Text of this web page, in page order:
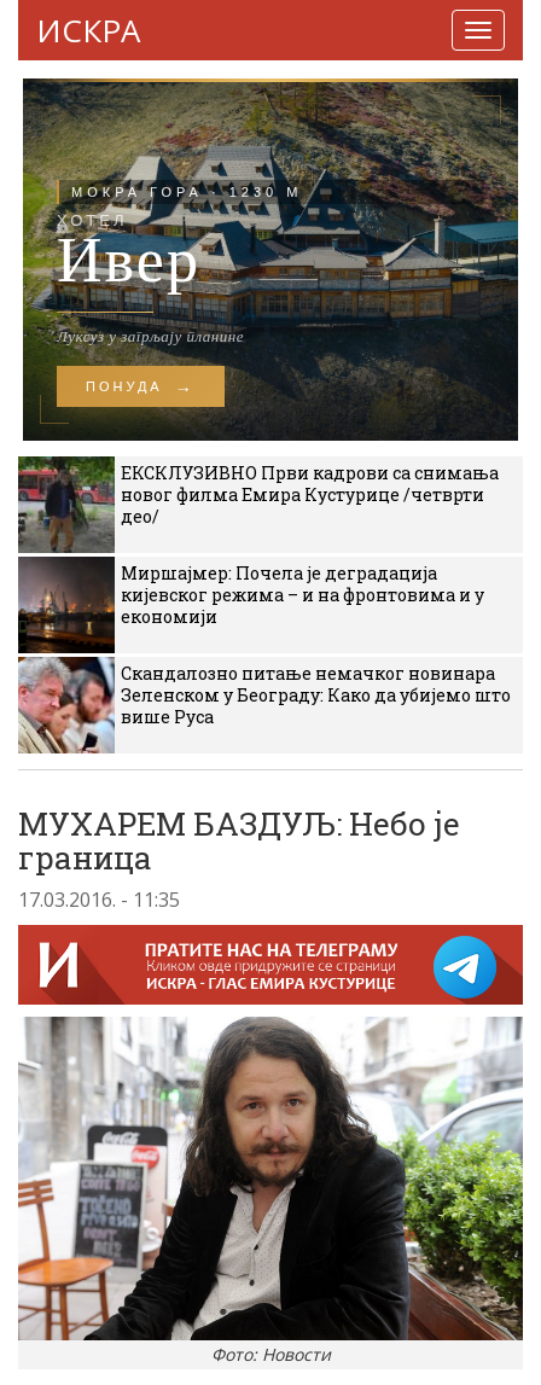
ИСКРА
ЕКСКЛУЗИВНО Први кадрови са снимања
новог филма Емира Кустурице /четврти
део/
Миршајмер: Почела је деградација
кијевског режима – и на фронтовима и у
економији
Скандалозно питање немачког новинара
Зеленском у Београду: Како да убијемо што
више Руса
МУХАРЕМ БАЗДУЉ: Небо је
граница
17.03.2016. - 11:35
Фото: Новости